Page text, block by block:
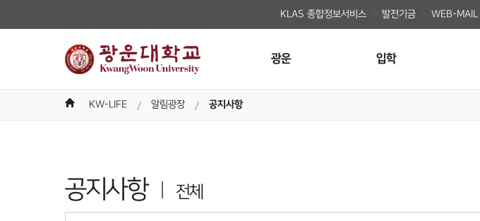
KLAS 종합정보서비스 발전기금 WEB-MAIL
광운 입학
KW-LIFE 알림광장 공지사항
공지사항 전체